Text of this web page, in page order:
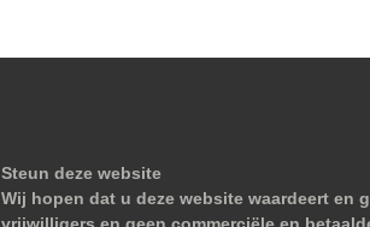
Steun deze website
Wij hopen dat u deze website waardeert en